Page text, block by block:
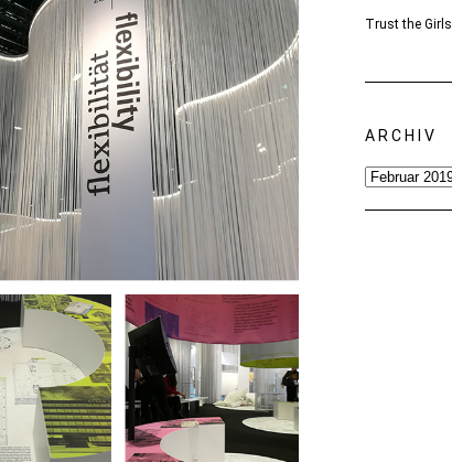
Trust the Girls
ARCHIV
Archiv